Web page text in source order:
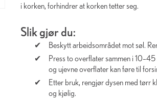
i korken, forhindrer at korken tetter seg.
Slik gjør du:
Beskytt arbeidsområdet mot søl.
Press to overflater sammen i
og ujevne overflater kan føre til
Etter bruk, rengjør dysen med tørr
og kjølig.